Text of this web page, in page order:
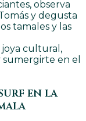
observa
y degusta
tamales y las
joya cultural,
en el
en la